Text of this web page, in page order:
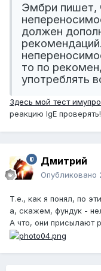
Эмбри пишет,
должен
то по
употреблять
Здесь мой тест имупро
реакцию IgE проверять!
Дмитрий
Опубликовано
Т.е., как я понял, по
а, скажем, фундук -
А что, они присылают